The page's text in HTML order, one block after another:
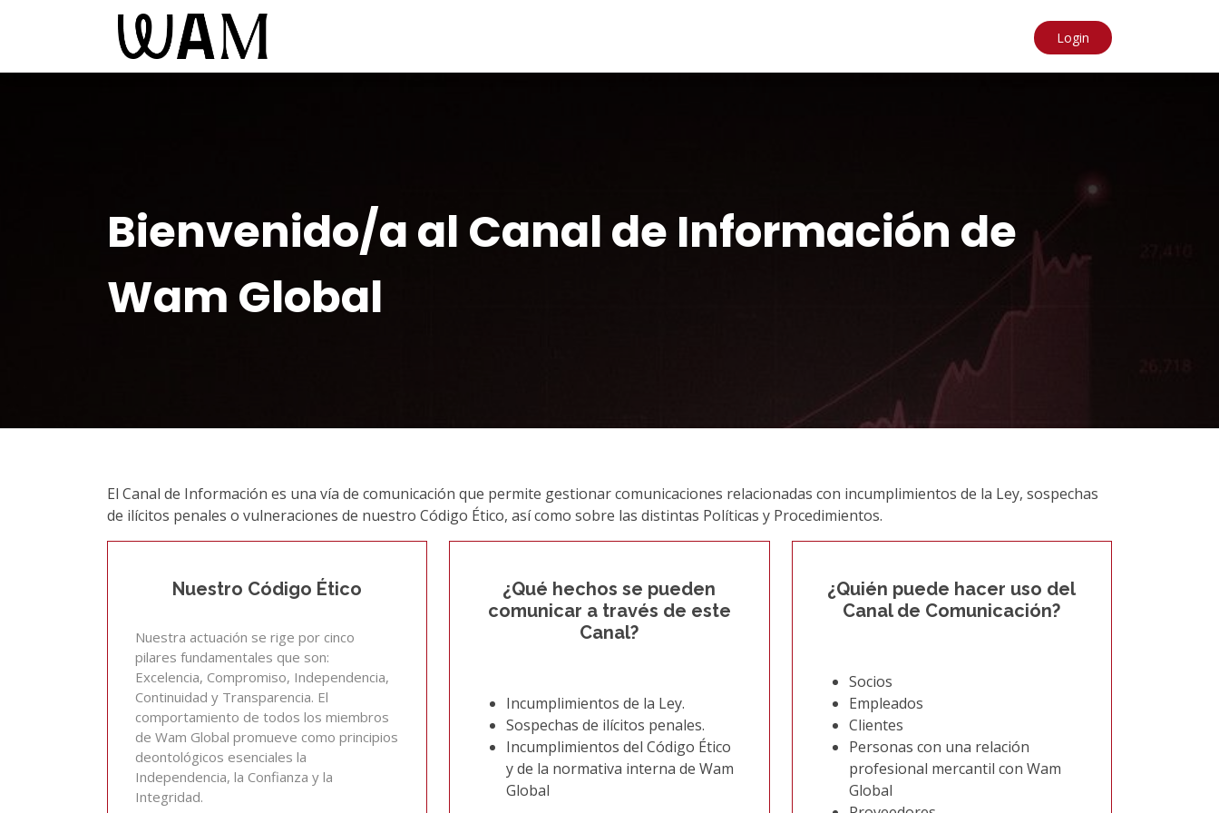
Login
Bienvenido/a al Canal de Información de
Wam Global
El Canal de Información es una vía de comunicación que permite gestionar comunicaciones relacionadas con incumplimientos de la Ley, sospechas
de ilícitos penales o vulneraciones de nuestro Código Ético, así como sobre las distintas Políticas y Procedimientos.
Nuestro Código Ético
Nuestra actuación se rige por cinco
pilares fundamentales que son:
Excelencia, Compromiso, Independencia,
Continuidad y Transparencia. El
comportamiento de todos los miembros
de Wam Global promueve como principios
deontológicos esenciales la
Independencia, la Confianza y la
Integridad.
¿Qué hechos se pueden
comunicar a través de este
Canal?
Incumplimientos de la Ley.
Sospechas de ilícitos penales.
Incumplimientos del Código Ético
y de la normativa interna de Wam
Global
¿Quién puede hacer uso del
Canal de Comunicación?
Socios
Empleados
Clientes
Personas con una relación
profesional mercantil con Wam
Global